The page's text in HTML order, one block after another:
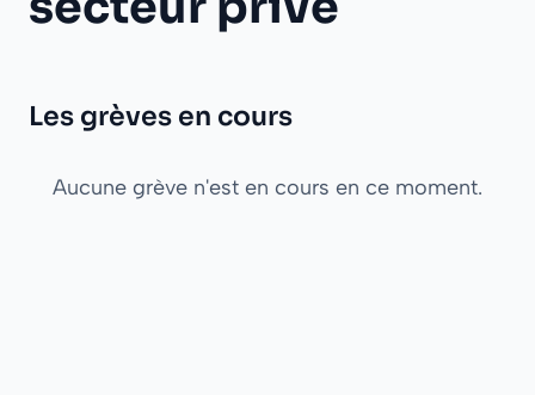
Les grèves en cours
Aucune grève n'est en cours en ce moment.